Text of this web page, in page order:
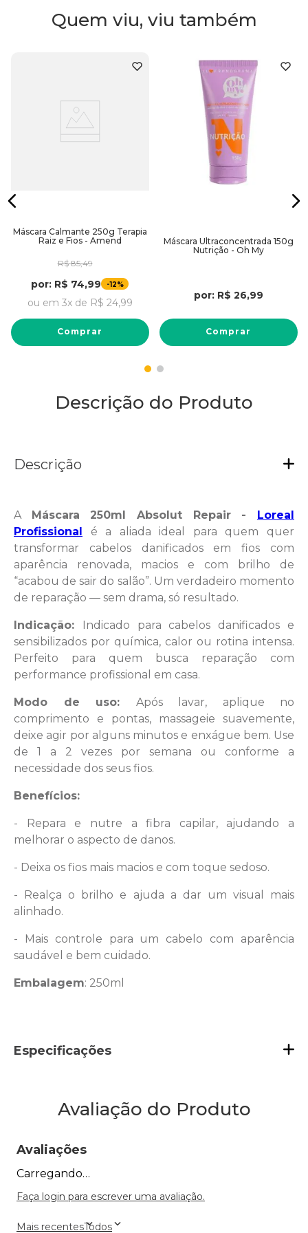
Quem viu, viu também
Máscara Calmante 250g Terapia
Raiz e Fios - Amend
R$ 85,49
por: R$ 74,99 -12%
ou em 3x de R$ 24,99
Comprar
Máscara Ultraconcentrada 150g
Nutrição - Oh My
por: R$ 26,99
Comprar
Descrição do Produto
Descrição
A Máscara 250ml Absolut Repair - Loreal
Profissional é a aliada ideal para quem quer
transformar cabelos danificados em fios com
aparência renovada, macios e com brilho de
“acabou de sair do salão”. Um verdadeiro momento
de reparação — sem drama, só resultado.
Indicação: Indicado para cabelos danificados e
sensibilizados por química, calor ou rotina intensa.
Perfeito para quem busca reparação com
performance profissional em casa.
Modo de uso: Após lavar, aplique no
comprimento e pontas, massageie suavemente,
deixe agir por alguns minutos e enxágue bem. Use
de 1 a 2 vezes por semana ou conforme a
necessidade dos seus fios.
Benefícios:
- Repara e nutre a fibra capilar, ajudando a
melhorar o aspecto de danos.
- Deixa os fios mais macios e com toque sedoso.
- Realça o brilho e ajuda a dar um visual mais
alinhado.
- Mais controle para um cabelo com aparência
saudável e bem cuidado.
Embalagem: 250ml
Especificações
Avaliação do Produto
Avaliações
Carregando…
Faça login para escrever uma avaliação.
Mais recentesTodos